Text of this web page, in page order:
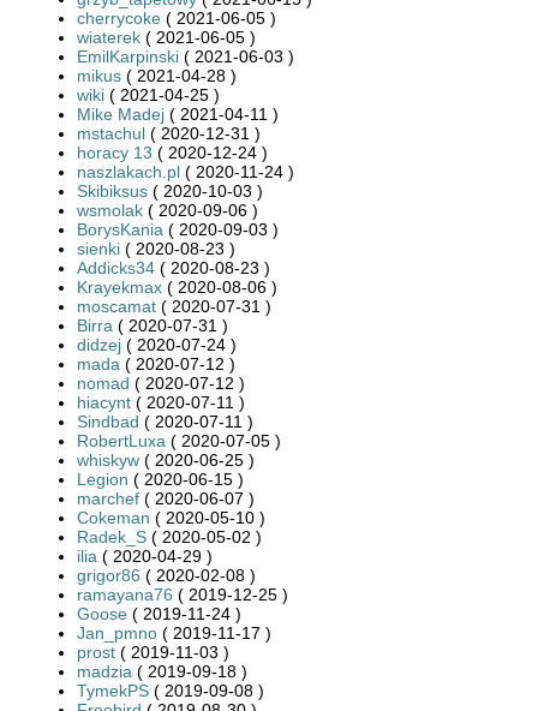
cherrycoke ( 2021-06-05 )
wiaterek ( 2021-06-05 )
EmilKarpinski ( 2021-06-03 )
mikus ( 2021-04-28 )
wiki ( 2021-04-25 )
Mike Madej ( 2021-04-11 )
mstachul ( 2020-12-31 )
horacy 13 ( 2020-12-24 )
naszlakach.pl ( 2020-11-24 )
Skibiksus ( 2020-10-03 )
wsmolak ( 2020-09-06 )
BorysKania ( 2020-09-03 )
sienki ( 2020-08-23 )
Addicks34 ( 2020-08-23 )
Krayekmax ( 2020-08-06 )
moscamat ( 2020-07-31 )
Birra ( 2020-07-31 )
didzej ( 2020-07-24 )
mada ( 2020-07-12 )
nomad ( 2020-07-12 )
hiacynt ( 2020-07-11 )
Sindbad ( 2020-07-11 )
RobertLuxa ( 2020-07-05 )
whiskyw ( 2020-06-25 )
Legion ( 2020-06-15 )
marchef ( 2020-06-07 )
Cokeman ( 2020-05-10 )
Radek_S ( 2020-05-02 )
ilia ( 2020-04-29 )
grigor86 ( 2020-02-08 )
ramayana76 ( 2019-12-25 )
Goose ( 2019-11-24 )
Jan_pmno ( 2019-11-17 )
prost ( 2019-11-03 )
madzia ( 2019-09-18 )
TymekPS ( 2019-09-08 )